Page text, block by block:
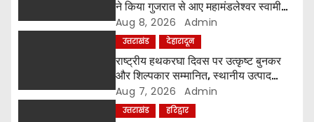
t
n
ने किया गुजरात से आए महामंडलेश्वर स्वामी
कुर्षी पुरी और भक्तों का स्वागत
Aug 8, 2026 Admin
उत्तराखंड देहारादून
राष्ट्रीय हथकरघा दिवस पर उत्कृष्ट बुनकर
और शिल्पकार सम्मानित, स्थानीय उत्पाद
अपनाने का आह्वान
Aug 7, 2026 Admin
उत्तराखंड हरिद्वार